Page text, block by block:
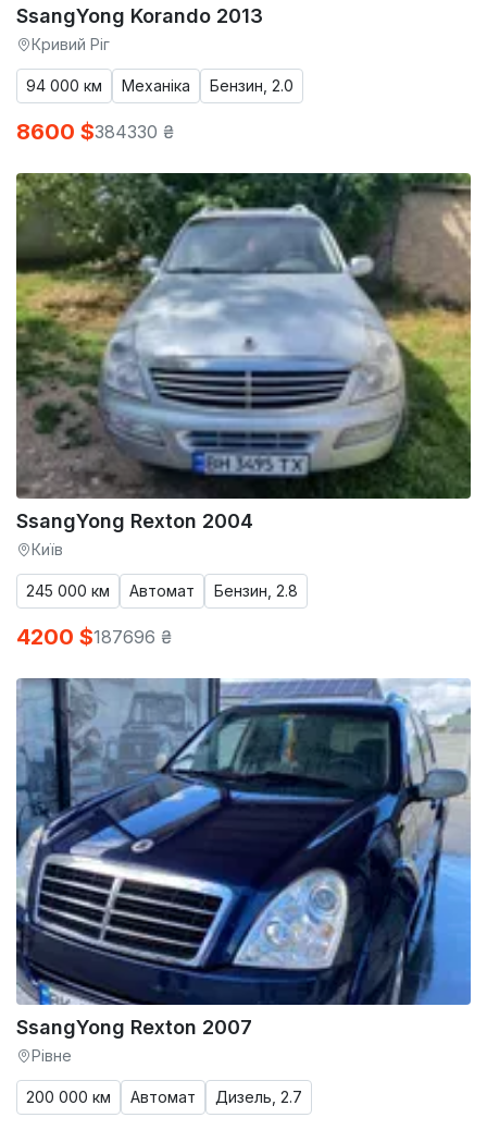
SsangYong Korando 2013
Кривий Ріг
94 000 км Механіка Бензин, 2.0
8600 $384330 ₴
SsangYong Rexton 2004
Київ
245 000 км Автомат Бензин, 2.8
4200 $187696 ₴
SsangYong Rexton 2007
Рівне
200 000 км Автомат Дизель, 2.7